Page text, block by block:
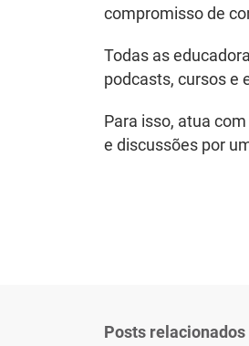
compromisso de
Todas as
podcasts, cursos e
Para isso, atua
e discussões por
Posts relacionados